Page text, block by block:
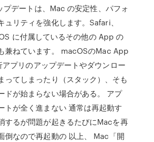
デートは、Mac の安定性、パフォ
ュリティを強化します。Safari、
に付属しているその他の App の
兼ねています。 macOSのMac App
プリのアップデートやダウンロー
ってしまったり（スタック）、そも
ドが始まらない場合がある。 アプ
トが全く進まない 通常は再起動す
するが問題が起きるたびにMacを再
倒なので再起動の 以上、 Mac「開